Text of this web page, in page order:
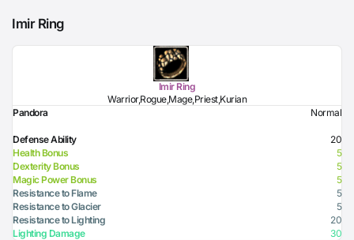
Imir Ring
Imir Ring
Warrior,Rogue,Mage,Priest,Kurian
Pandora
Normal
Defense Ability
20
Health Bonus
5
Dexterity Bonus
5
Magic Power Bonus
5
Resistance to Flame
5
Resistance to Glacier
5
Resistance to Lighting
20
Lighting Damage
30